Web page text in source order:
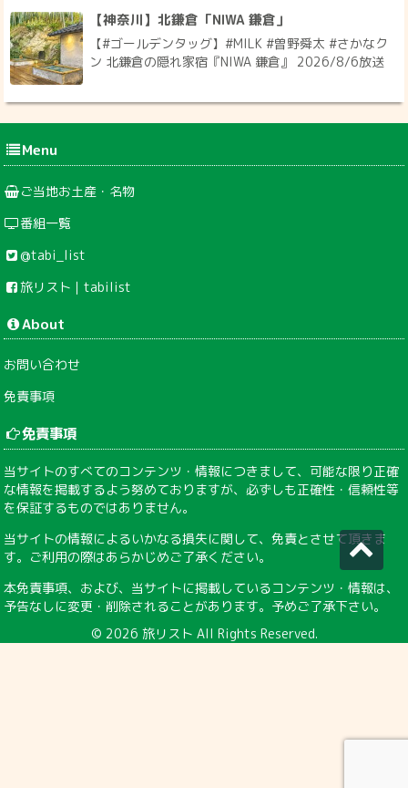
【神奈川】北鎌倉「NIWA 鎌倉」
【#ゴールデンタッグ】#MILK #曽野舜太 #さかなク
ン 北鎌倉の隠れ家宿『NIWA 鎌倉』 2026/8/6放送
Menu
ご当地お土産・名物
番組一覧
@tabi_list
旅リスト｜tabilist
About
お問い合わせ
免責事項
免責事項
当サイトのすべてのコンテンツ・情報につきまして、可能な限り正確
な情報を掲載するよう努めておりますが、必ずしも正確性・信頼性等
を保証するものではありません。
当サイトの情報によるいかなる損失に関して、免責とさせて頂きま
す。ご利用の際はあらかじめご了承ください。
本免責事項、および、当サイトに掲載しているコンテンツ・情報は、
予告なしに変更・削除されることがあります。予めご了承下さい。
© 2026 旅リスト All Rights Reserved.